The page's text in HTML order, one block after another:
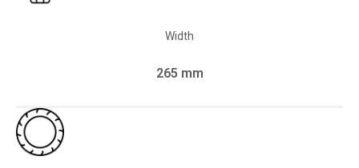
Width
265 mm